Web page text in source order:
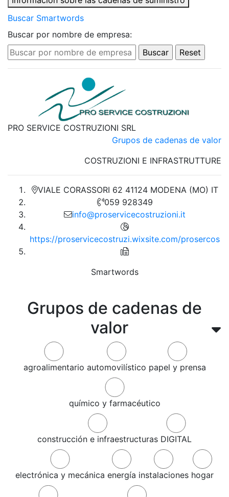
Buscar Smartwords
Buscar por nombre de empresa:
Grupos de cadenas de
valor
agroalimentario automovilístico papel y prensa
químico y farmacéutico
construcción e infraestructuras DIGITAL
electrónica y mecánica energía instalaciones hogar
PRO SERVICE COSTRUZIONI SRL
Grupos de cadenas de valor
COSTRUZIONI E INFRASTRUTTURE
VIALE CORASSORI 62 41124 MODENA (MO) IT
059 928349
info@proservicecostruzioni.it
https://proservicecostruzi.wixsite.com/prosercos
Smartwords